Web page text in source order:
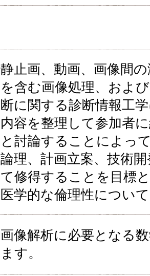
静止画、動画、画像間
を含む画像処理、およ
断に関する診断情報工
内容を整理して参加者
と討論することによっ
論理、計画立案、技術
て修得することを目標
医学的な倫理性につい
画像解析に必要となる
ます。